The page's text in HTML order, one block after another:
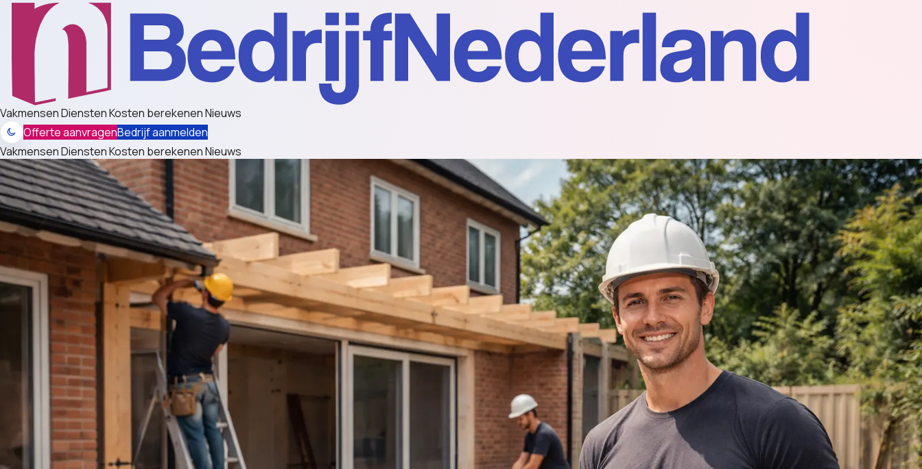
VakmensenDienstenKosten berekenenNieuws
Offerte aanvragenBedrijf aanmelden
VakmensenDienstenKosten berekenenNieuws